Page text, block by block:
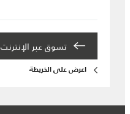
تسوق عبر الإنترنت
اعرض على الخريطة